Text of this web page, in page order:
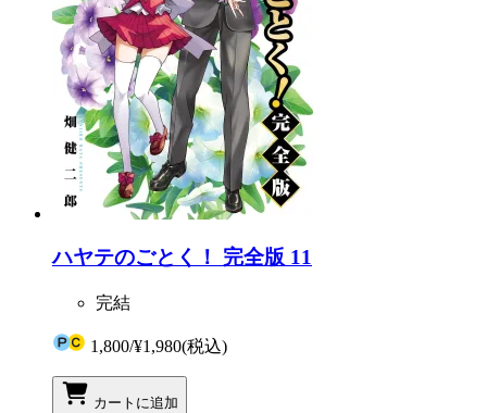
ハヤテのごとく！ 完全版 11
完結
1,800/¥1,980(税込)
カートに追加